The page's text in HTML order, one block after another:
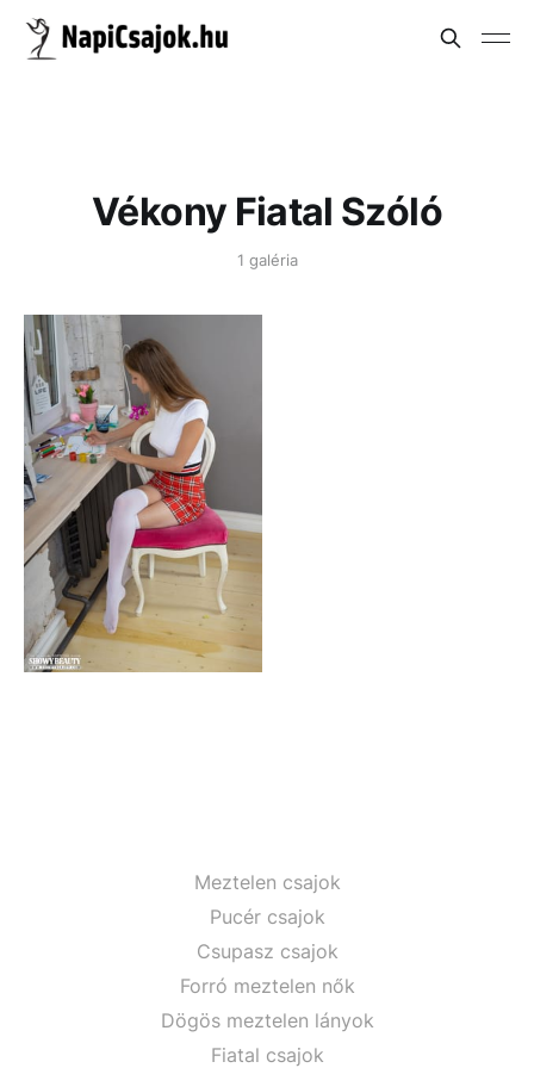
Vékony Fiatal Szóló
1 galéria
Meztelen csajok
Pucér csajok
Csupasz csajok
Forró meztelen nők
Dögös meztelen lányok
Fiatal csajok